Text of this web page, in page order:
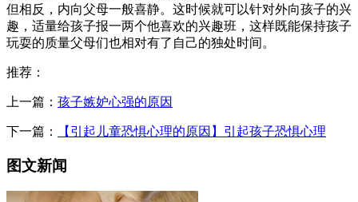
但相反，内向父母一般喜静。这时候就可以针对外向孩子的兴
趣，适量给孩子报一两个他喜欢的兴趣班，这样既能保持孩子
玩耍的质量父母们也相对有了自己的独处时间。
推荐：
上一篇： 孩子嫉妒心强的原因
下一篇： 【引起儿童恐惧心理的原因】引起孩子恐惧心理
图文新闻